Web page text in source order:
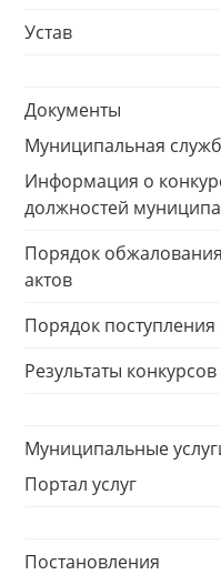
Устав
Документы
Муниципальная
Информация о
должностей
Порядок
актов
Порядок
Результаты конкурсов
Муниципальные
Портал услуг
Постановления